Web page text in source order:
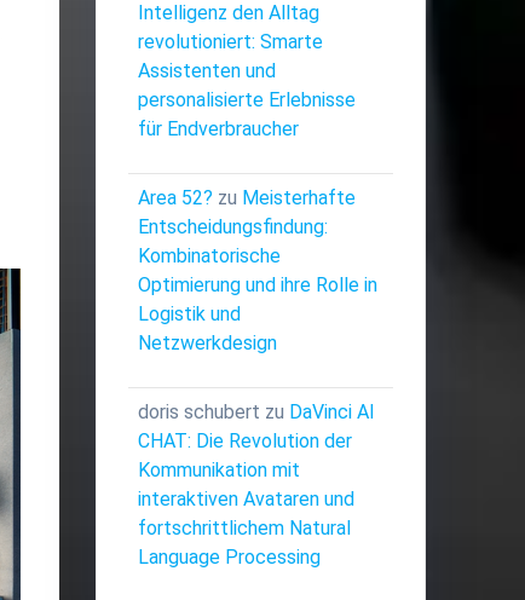
Intelligenz den Alltag
revolutioniert: Smarte
Assistenten und
personalisierte Erlebnisse
für Endverbraucher
Area 52? zu Meisterhafte
Entscheidungsfindung:
Kombinatorische
Optimierung und ihre Rolle in
Logistik und
Netzwerkdesign
doris schubert zu DaVinci AI
CHAT: Die Revolution der
Kommunikation mit
interaktiven Avataren und
fortschrittlichem Natural
Language Processing